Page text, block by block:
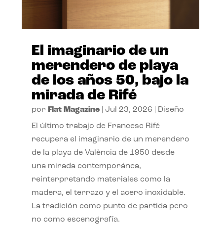
El imaginario de un
merendero de playa
de los años 50, bajo la
mirada de Rifé
por Flat Magazine| Jul 23, 2026 Diseño
El último trabajo de Francesc Rifé
recupera el imaginario de un merendero
de la playa de València de 1950 desde
una mirada contemporánea,
reinterpretando materiales como la
madera, el terrazo y el acero inoxidable.
La tradición como punto de partida pero
no como escenografía.